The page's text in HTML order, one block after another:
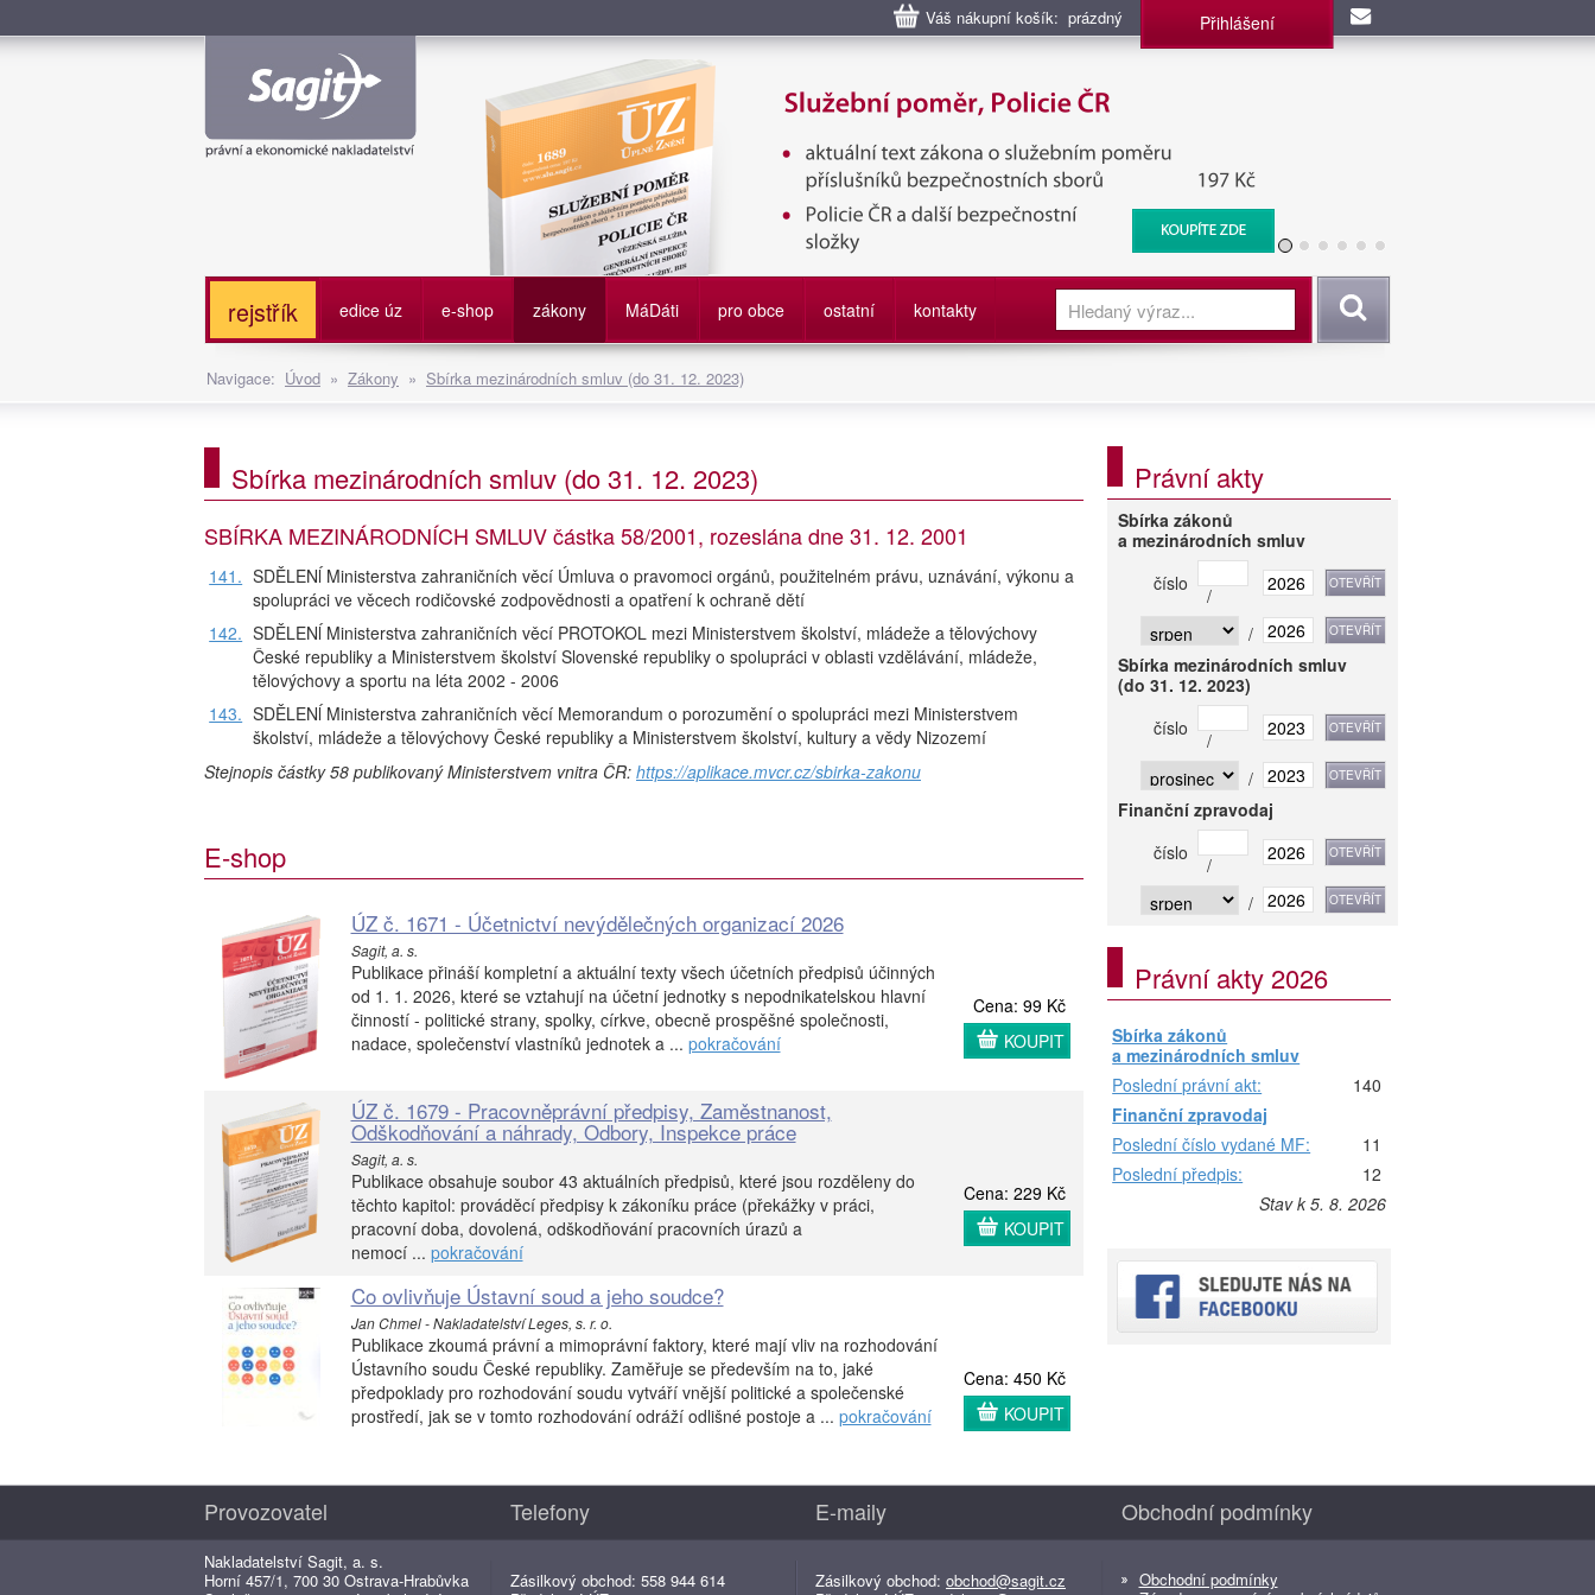
Váš nákupní košík: prázdný Přihlášení
Služební poměr příslušníků bezpečnostních sborů, Policie ČR, Vězeňská služba, BIS, Zpravodajské
služby
rejstřík edice úz e-shop zákony MáDáti pro obce ostatní kontakty Vyhledat
Navigace: Úvod » Zákony » Sbírka mezinárodních smluv (do 31. 12. 2023)
Sbírka mezinárodních smluv (do 31. 12. 2023)
SBÍRKA MEZINÁRODNÍCH SMLUV částka 58/2001, rozeslána dne 31. 12. 2001
141. SDĚLENĺ Ministerstva zahraničních věcí Úmluva o pravomoci orgánů, použitelném právu, uznávání, výkonu a
spolupráci ve věcech rodičovské zodpovědnosti a opatření k ochraně dětí
142. SDĚLENĺ Ministerstva zahraničních věcí PROTOKOL mezi Ministerstvem školství, mládeže a tělovýchovy
České republiky a Ministerstvem školství Slovenské republiky o spolupráci v oblasti vzdělávání, mládeže,
tělovýchovy a sportu na léta 2002 - 2006
143. SDĚLENĺ Ministerstva zahraničních věcí Memorandum o porozumění o spolupráci mezi Ministerstvem
školství, mládeže a tělovýchovy České republiky a Ministerstvem školství, kultury a vědy Nizozemí
Stejnopis částky 58 publikovaný Ministerstvem vnitra ČR: https://aplikace.mvcr.cz/sbirka-zakonu
E-shop
ÚZ č. 1671 - Účetnictví nevýdělečných organizací 2026
Sagit, a. s.
Publikace přináší kompletní a aktuální texty všech účetních předpisů účinných
od 1. 1. 2026, které se vztahují na účetní jednotky s nepodnikatelskou hlavní
činností - politické strany, spolky, církve, obecně prospěšné společnosti,
nadace, společenství vlastníků jednotek a ... pokračování
Cena: 99 Kč
KOUPIT
ÚZ č. 1679 - Pracovněprávní předpisy, Zaměstnanost,
Odškodňování a náhrady, Odbory, Inspekce práce
Sagit, a. s.
Publikace obsahuje soubor 43 aktuálních předpisů, které jsou rozděleny do
těchto kapitol: prováděcí předpisy k zákoníku práce (překážky v práci,
pracovní doba, dovolená, odškodňování pracovních úrazů a
nemocí ... pokračování
Cena: 229 Kč
KOUPIT
Co ovlivňuje Ústavní soud a jeho soudce?
Jan Chmel - Nakladatelství Leges, s. r. o.
Publikace zkoumá právní a mimoprávní faktory, které mají vliv na rozhodování
Ústavního soudu České republiky. Zaměřuje se především na to, jaké
předpoklady pro rozhodování soudu vytváří vnější politické a společenské
prostředí, jak se v tomto rozhodování odráží odlišné postoje a ... pokračování
Cena: 450 Kč
KOUPIT
Právní akty
Sbírka zákonů
a mezinárodních smluv
číslo
/
/
Sbírka mezinárodních smluv
(do 31. 12. 2023)
číslo
/
/
Finanční zpravodaj
číslo
/
/
Právní akty 2026
Sbírka zákonů
a mezinárodních smluv
Poslední právní akt:
140
Finanční zpravodaj
Poslední číslo vydané MF:
11
Poslední předpis:
12
Stav k 5. 8. 2026
Provozovatel
Nakladatelství Sagit, a. s.
Horní 457/1, 700 30 Ostrava-Hrabůvka
Telefony
Zásilkový obchod: 558 944 614
E-maily
Zásilkový obchod: obchod@sagit.cz
Obchodní podmínky
Obchodní podmínky